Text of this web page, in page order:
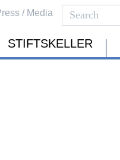
/ Media
STIFTSKELLER